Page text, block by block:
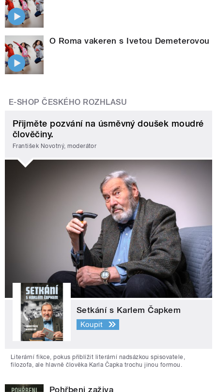
O Roma vakeren s Ivetou Demeterovou
E-SHOP ČESKÉHO ROZHLASU
Přijměte pozvání na úsměvný doušek moudré
člověčiny.
František Novotný, moderátor
Setkání s Karlem Čapkem
Koupit
Literární fikce, pokus přiblížit literární nadsázkou spisovatele,
filozofa, ale hlavně člověka Karla Čapka trochu jinou formou.
Pohřbeni zaživa